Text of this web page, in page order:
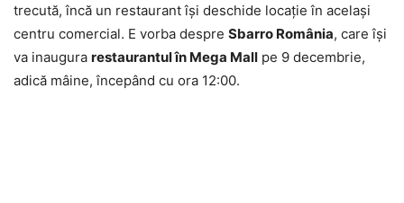
trecută, încă un restaurant îşi deschide locaţie în acelaşi
centru comercial. E vorba despre Sbarro România, care îşi
va inaugura restaurantul în Mega Mall pe 9 decembrie,
adică mâine, începând cu ora 12:00.